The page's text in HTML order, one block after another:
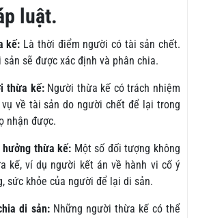
luật.
kế: Là thời điểm người có tài sản chết.
sản sẽ được xác định và phân chia.
thừa kế:Người thừa kế có trách nhiệm
về tài sản do người chết để lại trong
nhận được.
thừa kế: Một số đối tượng không
kế, ví dụ người kết án về hành vi cố ý
sức khỏe của người để lại di sản.
di sản:Những người thừa kế có thể